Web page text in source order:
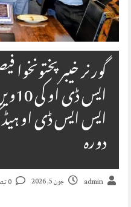
گورنر
ایس ایس ڈی او ہیڈ
دورہ
admin جون 5, 2026